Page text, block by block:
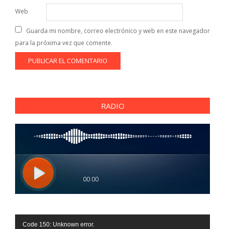
Web
Guarda mi nombre, correo electrónico y web en este navegador
para la próxima vez que comente.
RADIO
Reproductor
Code 150: Unknown error.